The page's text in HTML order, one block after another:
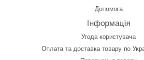
Допомога
Інформація
Угода користувача
Оплататадоставка товару по